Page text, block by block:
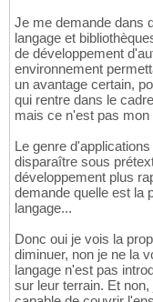
Je me demande dans
langage et
de développement
environnement
un avantage certain,
qui rentre dans le
mais ce n'est pas mon
Le genre
disparaître sous
développement plus
demande quelle est la
langage...
Donc oui je vois la
diminuer, non je ne la
langage n'est pas
sur leur terrain. Et